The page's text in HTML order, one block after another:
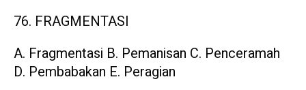
76. FRAGMENTASI
A. Fragmentasi B. Pemanisan C. Penceramah
D. Pembabakan E. Peragian